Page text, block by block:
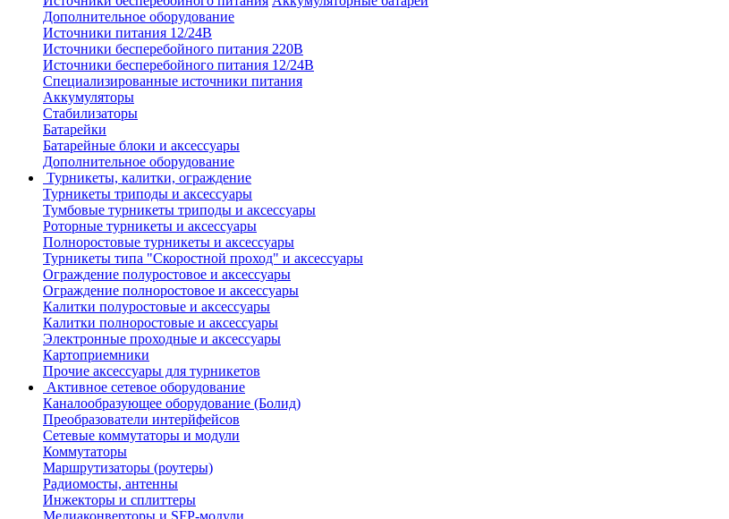
Дополнительное оборудование
Источники питания 12/24В
Источники бесперебойного питания 220В
Источники бесперебойного питания 12/24В
Специализированные источники питания
Аккумуляторы
Стабилизаторы
Батарейки
Батарейные блоки и аксессуары
Дополнительное оборудование
Турникеты, калитки, ограждение
Турникеты триподы и аксессуары
Тумбовые турникеты триподы и аксессуары
Роторные турникеты и аксессуары
Полноростовые турникеты и аксессуары
Турникеты типа "Скоростной проход" и аксессуары
Ограждение полуростовое и аксессуары
Ограждение полноростовое и аксессуары
Калитки полуростовые и аксессуары
Калитки полноростовые и аксессуары
Электронные проходные и аксессуары
Картоприемники
Прочие аксессуары для турникетов
Активное сетевое оборудование
Каналообразующее оборудование (Болид)
Преобразователи интерйфейсов
Сетевые коммутаторы и модули
Коммутаторы
Маршрутизаторы (роутеры)
Радиомосты, антенны
Инжекторы и сплиттеры
Медиаконверторы и SFP-модули